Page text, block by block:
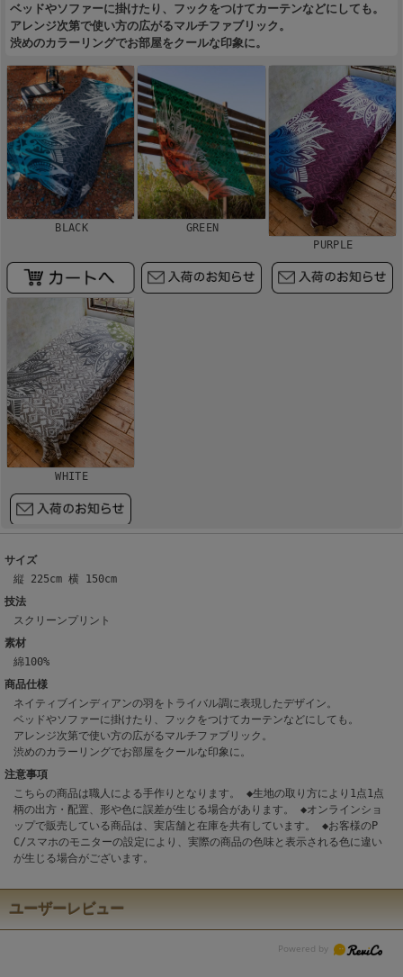
ベッドやソファーに掛けたり、フックをつけてカーテンなどにしても。
アレンジ次第で使い方の広がるマルチファブリック。
渋めのカラーリングでお部屋をクールな印象に。
BLACK
GREEN
PURPLE
WHITE
サイズ
縦 225cm 横 150cm
技法
スクリーンプリント
素材
綿100%
商品仕様
ネイティブインディアンの羽をトライバル調に表現したデザイン。
ベッドやソファーに掛けたり、フックをつけてカーテンなどにしても。
アレンジ次第で使い方の広がるマルチファブリック。
渋めのカラーリングでお部屋をクールな印象に。
注意事項
こちらの商品は職人による手作りとなります。 ◆生地の取り方により1点1点
柄の出方・配置、形や色に誤差が生じる場合があります。 ◆オンラインショ
ップで販売している商品は、実店舗と在庫を共有しています。 ◆お客様のP
C/スマホのモニターの設定により、実際の商品の色味と表示される色に違い
が生じる場合がございます。
ユーザーレビュー